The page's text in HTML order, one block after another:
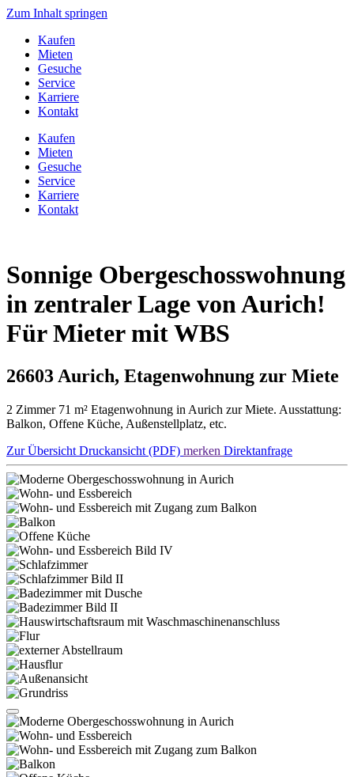
Zum Inhalt springen
Kaufen
Mieten
Gesuche
Service
Karriere
Kontakt
Kaufen
Mieten
Gesuche
Service
Karriere
Kontakt
Sonnige Obergeschosswohnung
in zentraler Lage von Aurich!
Für Mieter mit WBS
26603 Aurich, Etagenwohnung zur Miete
2 Zimmer 71 m² Etagenwohnung in Aurich zur Miete. Ausstattung:
Balkon, Offene Küche, Außenstellplatz, etc.
Zur Übersicht Druckansicht (PDF) merken Direktanfrage